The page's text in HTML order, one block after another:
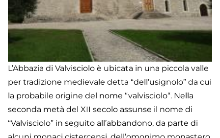
L’Abbazia di Valvisciolo è ubicata in una piccola valle
per tradizione medievale detta “dell’usignolo” da cui
la probabile origine del nome “valvisciolo“. Nella
seconda metà del XII secolo assunse il nome di
“Valvisciolo” in seguito all’abbandono, da parte di